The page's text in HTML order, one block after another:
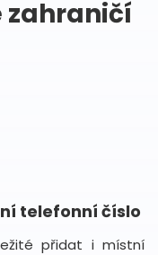
zahraničí
telefonní číslo
přidat i místní